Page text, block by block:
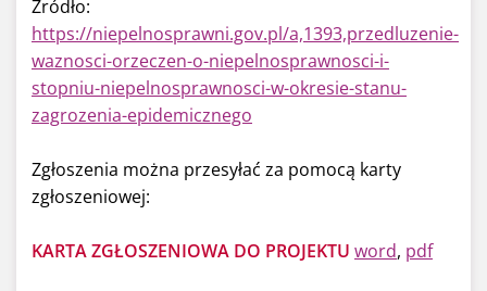
Źródło:
https://niepelnosprawni.gov.pl/a,1393,przedluzenie-
waznosci-orzeczen-o-niepelnosprawnosci-i-
stopniu-niepelnosprawnosci-w-okresie-stanu-
zagrozenia-epidemicznego
Zgłoszenia można przesyłać za pomocą karty
zgłoszeniowej:
KARTA ZGŁOSZENIOWA DO PROJEKTU word, pdf